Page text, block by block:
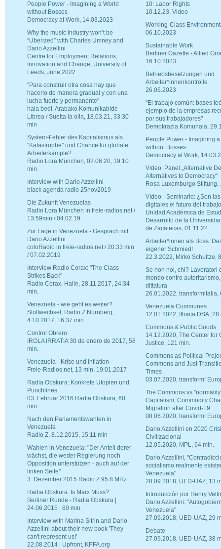
People Power - Imagining a World
without Bosses
Democracy at Work, 14.03.2023
Why the music industry won’t be
“Uberized” with Charles Umney and
Dario Azzellini
Centre for Employment Relations,
Innovation and Change, University of
Leeds, June 2022
"Para construir otra cosa hay que
hacerlo de manera gradual y con una
lucha fuerte y permanente"
hala bedi. Arabako Komunikabide
Librea / Suelta la olla, 18.03.21, 33:30
min
System-Fehler des Kapitalismus als
"Katastrophe" und Chance für globale
Arbeiterkämpfe?
Radio Lora München, 02.06.20, 19:10
min
Interview with Dario Azzellini
black agenda radio 25nov2019
Die Zukunft Venezuelas
Radio Lora München in freie-radios.net /
13:59min / 04.02.19
Zur Lage in Venezuela - Gespräch mit
Dario Azzellini
coloRadio in freie-radios.net / 20:33 min
/ 07.02.2019
Interview Radio Corax: "The Class
Strikes Back"
Radio Corax, Halle, 28.11.2017, 24:34
min.
Venezuela - wie geht es weiter?
Stoffwechsel, Radio Z Nürnberg,
4.10.2017, 16:37 min
Control Obrero
IROLA IRRATIA 30 de enero de 2017, 58
min.
Venezuela - Krise und Inflation
Freie-Radios.net, 13 min. 19.01.2017
Radia Obskura: Konkrete Utopien und
Punchlines
03. Februar 2016 Radia Obskura, 60
min.
Nach den Parlamentswahlen in
Venezuela
Radio Z, 8.12.2015, 15:11 min
Wahlen in Venezuela: "Der Anteil derer
wächst, die weder Regierung noch
Opposition unterstützen - auch auf der
linken Seite"
3. Dezember 2015 Radio Z 95.8 MHz
Radia Obskura: Is Marx Muss?
Berliner Runde - Radia Obskura |
24.06.2015 | 60 min.
Interview with Marina Sitrin and Dario
Azzellini about their new book 'They
can't represent us!'
22.08.2014 | Upfront, KPFA.org
10: Labor Rights
10.12.23. Video
Working-Class
06.10.2023
Sustainable Work
Berliner Gazette - Allied
16.10.2023
Betriebsbesetzungen und
Arbeiter*innenkontrolle
26.06.2023
"El trabajo común: bases
ejemplo de la empresas
por sus trabajadores"
Demokrazia Komunala,
People Power - Imagining
without Bosses
Democracy at Work,
Video: Panel „Alternative
Alternatives to Democracy“
Rosa Luxemburgo Stiftung,
Vídeo - Seminario: ¿Son
digitales el futuro del
Unidad Académica de
Desarrollo de la
de Zacatecas, 01.11.22
Arbeiter*innen als Boss.
eigener Schmied!
22.3.2022, Mirko Schultze,
Se non noi, chi? Lavoratori
mondo contro
dittatura
26.01.2022, transformitalia,
Venezuela Communes
12.01.2022, Ithaca DSA, 28
Commons & Public Goods
14.12.2020, The Center for
Justice, 121 min.
Commons as Political
Commons and Just
Times
03.07.2020, transform!
The Commons vs
Capitalism, Commodity
Migration after Covid-19
08.06.2020, transform!
Dario Azzellini en 2020
Civilizacional
12.05.2020, MPL, 64 min.
Dario Azzellini,
socialismo realmente
Venezuela"
28.09.2018, UED-UAZ, 13
Introducción por Henry
Dario Azzellini:
Venezuela"
27.09.2018, UED-UAZ, 29
Debate
27.09.2018, UED-UAZ, 38